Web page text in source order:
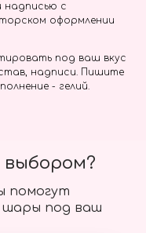
надписью с
оформлении
под ваш вкус
надписи. Пишите
- гелий.
помогут
шары под ваш